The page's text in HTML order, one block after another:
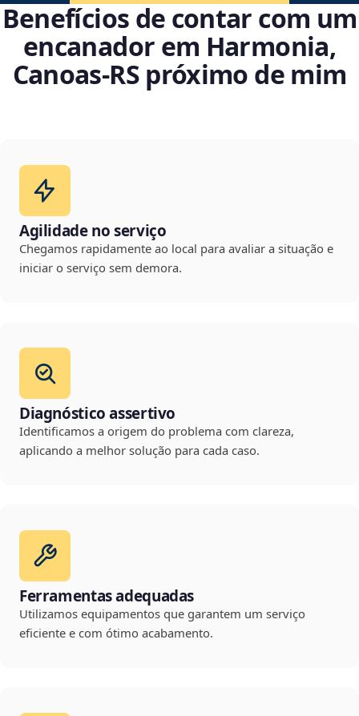
Benefícios de contar com um
encanador em Harmonia,
Canoas‑RS próximo de mim
Agilidade no serviço
Chegamos rapidamente ao local para avaliar a situação e
iniciar o serviço sem demora.
Diagnóstico assertivo
Identificamos a origem do problema com clareza,
aplicando a melhor solução para cada caso.
Ferramentas adequadas
Utilizamos equipamentos que garantem um serviço
eficiente e com ótimo acabamento.